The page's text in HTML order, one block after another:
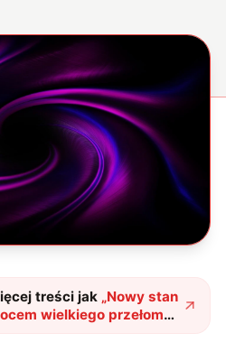
treści jak „Nowy stan
wielkiego przełomu.
na jego